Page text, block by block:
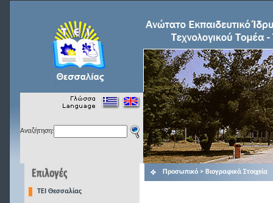
Αναζήτηση:
TEI Θεσσαλίας
Προσωπικό > Βιογραφικά Στοιχεία